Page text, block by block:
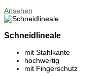
Ansehen
Schneidlineale
mit Stahlkante
hochwertig
mit Fingerschutz